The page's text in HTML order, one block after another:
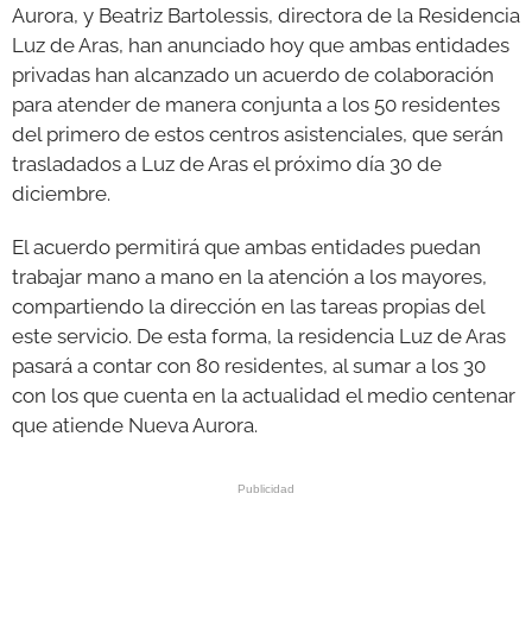
Aurora, y Beatriz Bartolessis, directora de la Residencia
Luz de Aras, han anunciado hoy que ambas entidades
privadas han alcanzado un acuerdo de colaboración
para atender de manera conjunta a los 50 residentes
del primero de estos centros asistenciales, que serán
trasladados a Luz de Aras el próximo día 30 de
diciembre.
El acuerdo permitirá que ambas entidades puedan
trabajar mano a mano en la atención a los mayores,
compartiendo la dirección en las tareas propias del
este servicio. De esta forma, la residencia Luz de Aras
pasará a contar con 80 residentes, al sumar a los 30
con los que cuenta en la actualidad el medio centenar
que atiende Nueva Aurora.